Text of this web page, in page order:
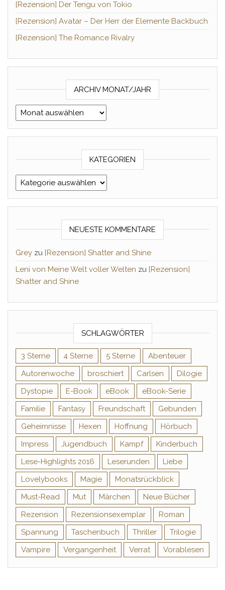
[Rezension] Der Tengu von Tokio
[Rezension] Avatar – Der Herr der Elemente Backbuch
[Rezension] The Romance Rivalry
ARCHIV MONAT/JAHR
Archiv Monat/Jahr
KATEGORIEN
Kategorien
NEUESTE KOMMENTARE
Grey zu [Rezension] Shatter and Shine
Leni von Meine Welt voller Welten zu [Rezension]
Shatter and Shine
SCHLAGWÖRTER
3 Sterne 4 Sterne 5 Sterne
Abenteuer
Autorenwoche
broschiert Carlsen
Dilogie
Dystopie
E-Book eBook
eBook-Serie
Familie
Fantasy Freundschaft
Gebunden
Geheimnisse
Hexen Hoffnung
Hörbuch
Impress
Jugendbuch Kampf
Kinderbuch
Lese-Highlights 2016
Leserunden
Liebe
Lovelybooks
Magie
Monatsrückblick
Must-Read
Mut Märchen
Neue Bücher
Rezension
Rezensionsexemplar
Roman
Spannung
Taschenbuch Thriller
Trilogie
Vampire
Vergangenheit Verrat Vorablesen